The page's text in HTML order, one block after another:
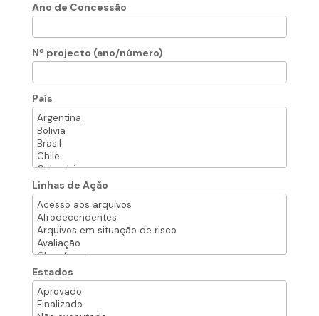
Ano de Concessão
Nº projecto (ano/número)
País
Linhas de Ação
Estados